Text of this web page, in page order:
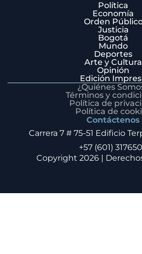
Política
Economía
Orden
Justicia
Bogotá
Mundo
Deportes
Arte y Cultura
Opinión
Edición
¿Quiénes
Términos y
Política de
Política de
Contáctenos
Carrera 7 # 75-51 Edificio
+57 (601)
Copyright 2026 |